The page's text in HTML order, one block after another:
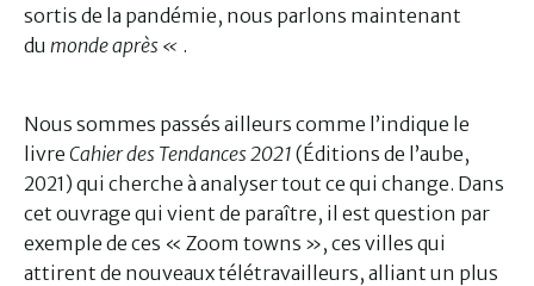
sortis de la pandémie, nous parlons maintenant
du monde après « .
Nous sommes passés ailleurs comme l’indique le
livre Cahier des Tendances 2021 (Éditions de l’aube,
2021) qui cherche à analyser tout ce qui change. Dans
cet ouvrage qui vient de paraître, il est question par
exemple de ces « Zoom towns », ces villes qui
attirent de nouveaux télétravailleurs, alliant un plus